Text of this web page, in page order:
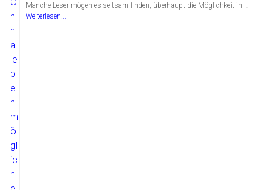
Manche Leser mögen es seltsam finden, überhaupt die Möglichkeit in …
Weiterlesen...